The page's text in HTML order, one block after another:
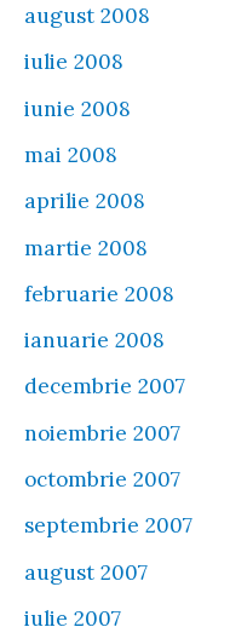
august 2008
iulie 2008
iunie 2008
mai 2008
aprilie 2008
martie 2008
februarie 2008
ianuarie 2008
decembrie 2007
noiembrie 2007
octombrie 2007
septembrie 2007
august 2007
iulie 2007